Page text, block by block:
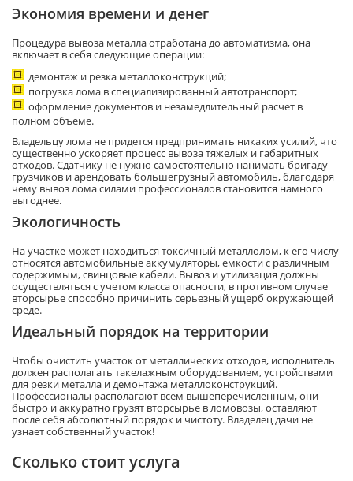
Экономия времени и денег
Процедура вывоза металла отработана до автоматизма, она
включает в себя следующие операции:
демонтаж и резка металлоконструкций;
погрузка лома в специализированный автотранспорт;
оформление документов и незамедлительный расчет в
полном объеме.
Владельцу лома не придется предпринимать никаких усилий, что
существенно ускоряет процесс вывоза тяжелых и габаритных
отходов. Сдатчику не нужно самостоятельно нанимать бригаду
грузчиков и арендовать большегрузный автомобиль, благодаря
чему вывоз лома силами профессионалов становится намного
выгоднее.
Экологичность
На участке может находиться токсичный металлолом, к его числу
относятся автомобильные аккумуляторы, емкости с различным
содержимым, свинцовые кабели. Вывоз и утилизация должны
осуществляться с учетом класса опасности, в противном случае
вторсырье способно причинить серьезный ущерб окружающей
среде.
Идеальный порядок на территории
Чтобы очистить участок от металлических отходов, исполнитель
должен располагать такелажным оборудованием, устройствами
для резки металла и демонтажа металлоконструкций.
Профессионалы располагают всем вышеперечисленным, они
быстро и аккуратно грузят вторсырье в ломовозы, оставляют
после себя абсолютный порядок и чистоту. Владелец дачи не
узнает собственный участок!
Сколько стоит услуга